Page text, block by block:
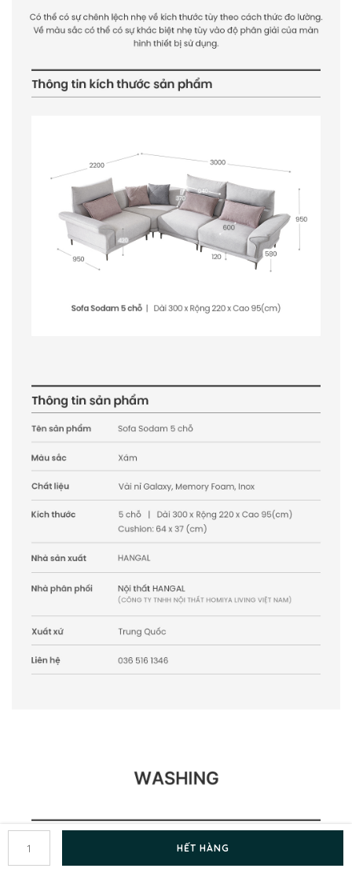
HẾT HÀNG